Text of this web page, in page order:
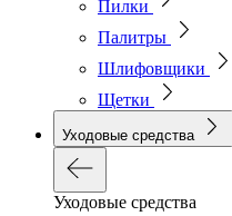
Пилки
Палитры
Шлифовщики
Щетки
Уходовые средства
Уходовые средства